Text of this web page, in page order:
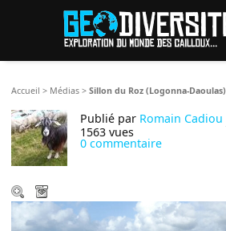
Accueil > Médias >Sillon du Roz (Logonna-Daoulas)
Publié par Romain Cadiou
1563 vues
0 commentaire